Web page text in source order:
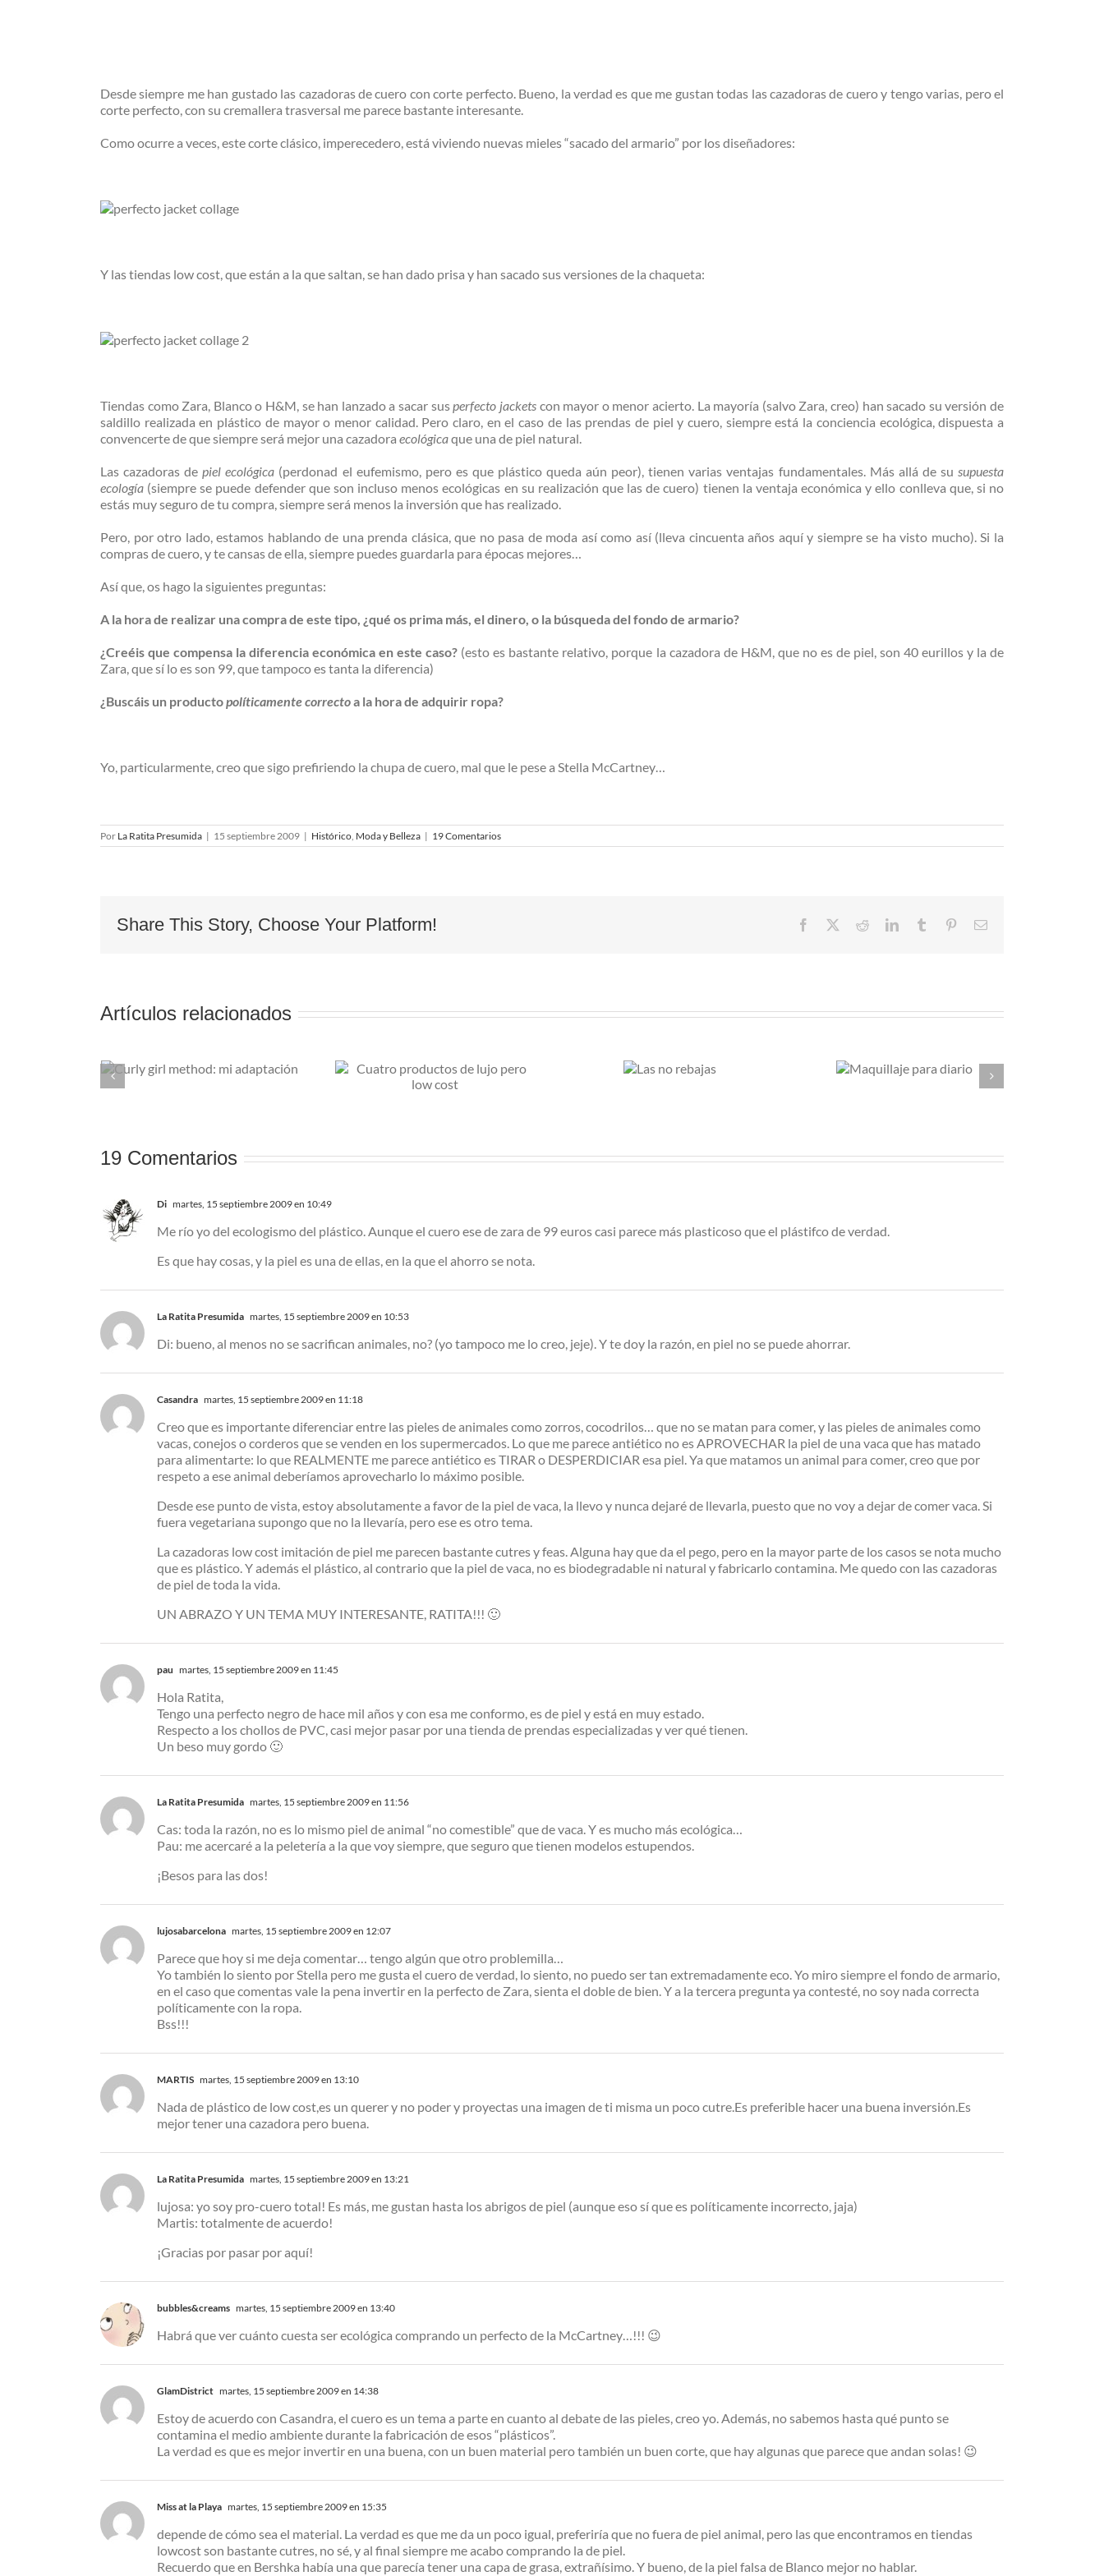
Desde siempre me han gustado las cazadoras de cuero con corte perfecto. Bueno, la verdad es que me gustan todas las cazadoras de cuero y tengo varias, pero el
corte perfecto, con su cremallera trasversal me parece bastante interesante.
Como ocurre a veces, este corte clásico, imperecedero, está viviendo nuevas mieles “sacado del armario” por los diseñadores:
Y las tiendas low cost, que están a la que saltan, se han dado prisa y han sacado sus versiones de la chaqueta:
Tiendas como Zara, Blanco o H&M, se han lanzado a sacar susperfecto jacketscon mayor o menor acierto. La mayoría (salvo Zara, creo) han sacado su versión de
saldillo realizada en plástico de mayor o menor calidad. Pero claro, en el caso de las prendas de piel y cuero, siempre está la conciencia ecológica, dispuesta a
convencerte de que siempre será mejor una cazadora ecológicaque una de piel natural.
Las cazadoras depiel ecológica (perdonad el eufemismo, pero es que plástico queda aún peor), tienen varias ventajas fundamentales. Más allá de susupuesta
ecología (siempre se puede defender que son incluso menos ecológicas en su realización que las de cuero) tienen la ventaja económica y ello conlleva que, si no
estás muy seguro de tu compra, siempre será menos la inversión que has realizado.
Pero, por otro lado, estamos hablando de una prenda clásica, que no pasa de moda así como así (lleva cincuenta años aquí y siempre se ha visto mucho). Si la
compras de cuero, y te cansas de ella, siempre puedes guardarla para épocas mejores…
Así que, os hago la siguientes preguntas:
A la hora de realizar una compra de este tipo, ¿qué os prima más, el dinero, o la búsqueda del fondo de armario?
¿Creéis que compensa la diferencia económica en este caso? (esto es bastante relativo, porque la cazadora de H&M, que no es de piel, son 40 eurillos y la de
Zara, que sí lo es son 99, que tampoco es tanta la diferencia)
¿Buscáis un productopolíticamente correctoa la hora de adquirir ropa?
Yo, particularmente, creo que sigo prefiriendo la chupa de cuero, mal que le pese a Stella McCartney…
Por La Ratita Presumida | 15 septiembre 2009 | Histórico, Moda y Belleza | 19 Comentarios
Share This Story, Choose Your Platform! Facebook RedditLinkedInTumblr PinterestCorreo
Artículos relacionados
Soy una mujer
de dos piezas
19 Comentarios
Di martes, 15 septiembre 2009 en 10:49
Me río yo del ecologismo del plástico. Aunque el cuero ese de zara de 99 euros casi parece más plasticoso que el plástifco de verdad.
Es que hay cosas, y la piel es una de ellas, en la que el ahorro se nota.
La Ratita Presumida martes, 15 septiembre 2009 en 10:53
Di: bueno, al menos no se sacrifican animales, no? (yo tampoco me lo creo, jeje). Y te doy la razón, en piel no se puede ahorrar.
Casandra martes, 15 septiembre 2009 en 11:18
Creo que es importante diferenciar entre las pieles de animales como zorros, cocodrilos… que no se matan para comer, y las pieles de animales como
vacas, conejos o corderos que se venden en los supermercados. Lo que me parece antiético no es APROVECHAR la piel de una vaca que has matado
para alimentarte: lo que REALMENTE me parece antiético es TIRAR o DESPERDICIAR esa piel. Ya que matamos un animal para comer, creo que por
respeto a ese animal deberíamos aprovecharlo lo máximo posible.
Desde ese punto de vista, estoy absolutamente a favor de la piel de vaca, la llevo y nunca dejaré de llevarla, puesto que no voy a dejar de comer vaca. Si
fuera vegetariana supongo que no la llevaría, pero ese es otro tema.
La cazadoras low cost imitación de piel me parecen bastante cutres y feas. Alguna hay que da el pego, pero en la mayor parte de los casos se nota mucho
que es plástico. Y además el plástico, al contrario que la piel de vaca, no es biodegradable ni natural y fabricarlo contamina. Me quedo con las cazadoras
de piel de toda la vida.
UN ABRAZO Y UN TEMA MUY INTERESANTE, RATITA!!! 🙂
pau martes, 15 septiembre 2009 en 11:45
Hola Ratita,
Tengo una perfecto negro de hace mil años y con esa me conformo, es de piel y está en muy estado.
Respecto a los chollos de PVC, casi mejor pasar por una tienda de prendas especializadas y ver qué tienen.
Un beso muy gordo 🙂
La Ratita Presumida martes, 15 septiembre 2009 en 11:56
Cas: toda la razón, no es lo mismo piel de animal “no comestible” que de vaca. Y es mucho más ecológica…
Pau: me acercaré a la peletería a la que voy siempre, que seguro que tienen modelos estupendos.
¡Besos para las dos!
lujosabarcelona martes, 15 septiembre 2009 en 12:07
Parece que hoy si me deja comentar… tengo algún que otro problemilla…
Yo también lo siento por Stella pero me gusta el cuero de verdad, lo siento, no puedo ser tan extremadamente eco. Yo miro siempre el fondo de armario,
en el caso que comentas vale la pena invertir en la perfecto de Zara, sienta el doble de bien. Y a la tercera pregunta ya contesté, no soy nada correcta
políticamente con la ropa.
Bss!!!
MARTIS martes, 15 septiembre 2009 en 13:10
Nada de plástico de low cost,es un querer y no poder y proyectas una imagen de ti misma un poco cutre.Es preferible hacer una buena inversión.Es
mejor tener una cazadora pero buena.
La Ratita Presumida martes, 15 septiembre 2009 en 13:21
lujosa: yo soy pro-cuero total! Es más, me gustan hasta los abrigos de piel (aunque eso sí que es políticamente incorrecto, jaja)
Martis: totalmente de acuerdo!
¡Gracias por pasar por aquí!
bubbles&creams martes, 15 septiembre 2009 en 13:40
Habrá que ver cuánto cuesta ser ecológica comprando un perfecto de la McCartney…!!! 😉
GlamDistrict martes, 15 septiembre 2009 en 14:38
Estoy de acuerdo con Casandra, el cuero es un tema a parte en cuanto al debate de las pieles, creo yo. Además, no sabemos hasta qué punto se
contamina el medio ambiente durante la fabricación de esos “plásticos”.
La verdad es que es mejor invertir en una buena, con un buen material pero también un buen corte, que hay algunas que parece que andan solas! 😉
Miss at la Playa martes, 15 septiembre 2009 en 15:35
depende de cómo sea el material. La verdad es que me da un poco igual, preferiría que no fuera de piel animal, pero las que encontramos en tiendas
lowcost son bastante cutres, no sé, y al final siempre me acabo comprando la de piel.
Recuerdo que en Bershka había una que parecía tener una capa de grasa, extrañísimo. Y bueno, de la piel falsa de Blanco mejor no hablar.